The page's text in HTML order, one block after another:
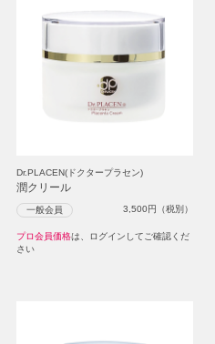
Dr.PLACEN(ドクタープラセン)
潤クリール
一般会員 3,500円（税別）
プロ会員価格は、ログインしてご確認くだ
さい